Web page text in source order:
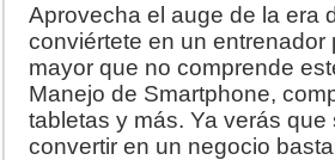
Aprovecha el auge de la era
conviértete en un entrenador
mayor que no comprende
Manejo de Smartphone,
tabletas y más. Ya verás que
convertir en un negocio